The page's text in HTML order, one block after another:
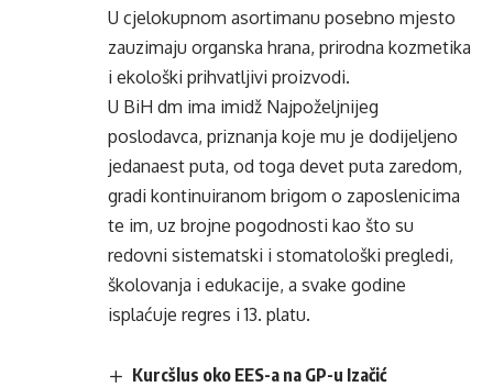
U cjelokupnom asortimanu posebno mjesto
zauzimaju organska hrana, prirodna kozmetika
i ekološki prihvatljivi proizvodi.
U BiH dm ima imidž Najpoželjnijeg
poslodavca, priznanja koje mu je dodijeljeno
jedanaest puta, od toga devet puta zaredom,
gradi kontinuiranom brigom o zaposlenicima
te im, uz brojne pogodnosti kao što su
redovni sistematski i stomatološki pregledi,
školovanja i edukacije, a svake godine
isplaćuje regres i 13. platu.
Kurcšlus oko EES-a na GP-u Izačić